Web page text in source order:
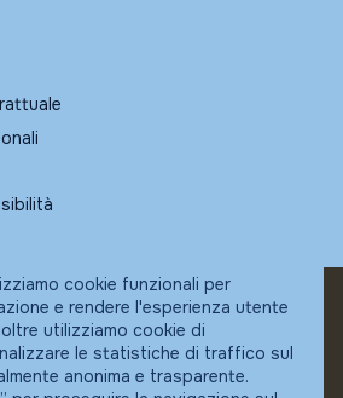
cookie funzionali per
e rendere l'esperienza utente
utilizziamo cookie di
le statistiche di traffico sul
anonima e trasparente.